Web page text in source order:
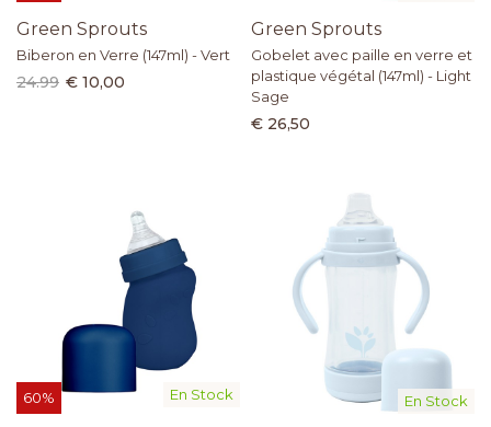
Green Sprouts
Biberon en Verre (147ml) - Vert
24.99 € 10,00
Green Sprouts
Gobelet avec paille en verre et
plastique végétal (147ml) - Light
Sage
€ 26,50
En Stock
60% En Stock